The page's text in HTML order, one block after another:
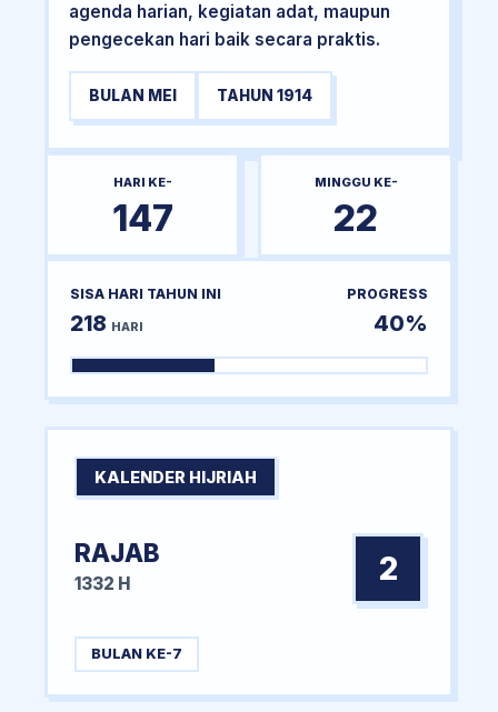
agenda harian, kegiatan adat, maupun
pengecekan hari baik secara praktis.
BULAN MEI TAHUN 1914
HARI KE-
147
MINGGU KE-
22
SISA HARI TAHUN INI
218 HARI
PROGRESS
40%
KALENDER HIJRIAH
RAJAB
1332 H 2
BULAN KE-7